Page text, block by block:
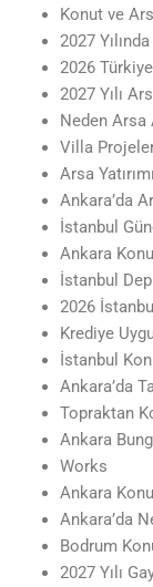
Konut ve
2027
2026
2027 Yılı
Neden Arsa
Villa
Arsa
Ankara’da
İstanbul
Ankara
İstanbul
2026
Krediye
İstanbul
Ankara’da
Topraktan
Ankara
Works
Ankara
Ankara’da
Bodrum
2027 Yılı